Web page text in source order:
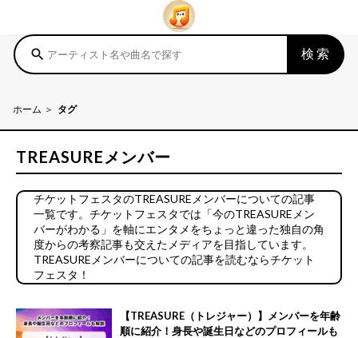
search 検索
ホーム タグ
TREASUREメンバー
チケットフェスタのTREASUREメンバーについての記事
一覧です。チケットフェスタでは「今のTREASUREメン
バーがわかる」を軸にエンタメをちょっと違った独自の角
度からの考察記事も交えたメディアを目指しています。
TREASUREメンバーについての記事を読むならチケット
フェスタ！
【TREASURE（トレジャー）】メンバーを年齢
順に紹介！身長や誕生日などのプロフィールも